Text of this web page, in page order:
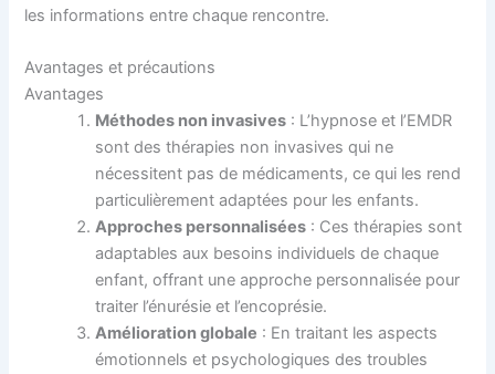
les informations entre chaque rencontre.
Avantages et précautions
Avantages
Méthodes non invasives : L’hypnose et l’EMDR
sont des thérapies non invasives qui ne
nécessitent pas de médicaments, ce qui les rend
particulièrement adaptées pour les enfants.
Approches personnalisées : Ces thérapies sont
adaptables aux besoins individuels de chaque
enfant, offrant une approche personnalisée pour
traiter l’énurésie et l’encoprésie.
Amélioration globale : En traitant les aspects
émotionnels et psychologiques des troubles